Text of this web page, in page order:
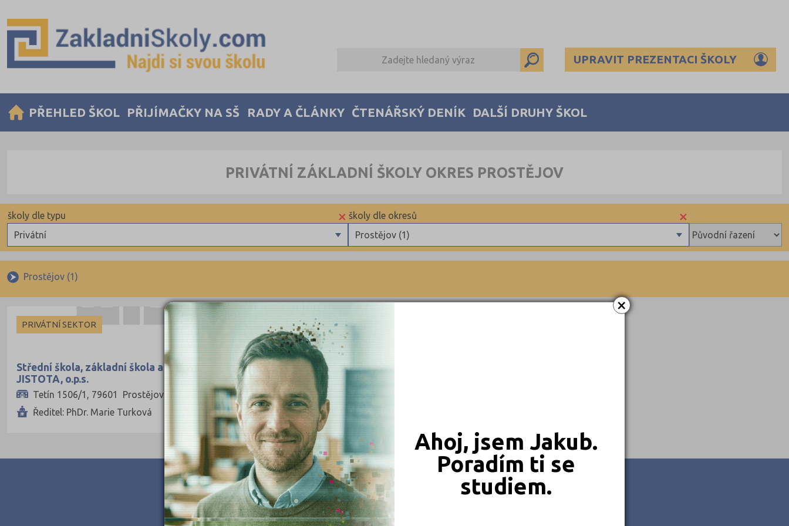
×
Ahoj, jsem Jakub.
Poradím ti se
studiem.
UPRAVIT PREZENTACI ŠKOLY
PŘEHLED ŠKOL PŘIJÍMAČKY NA SŠ RADY A ČLÁNKY ČTENÁŘSKÝ DENÍK DALŠÍ DRUHY ŠKOL
PRIVÁTNÍ ZÁKLADNÍ ŠKOLY OKRES PROSTĚJOV
×
Prostějov (1)
školy dle okresů
Brno-město (17)
Brno-venkov (5)
Bruntál (2)
Česká Lípa (1)
České Budějovice (10)
Děčín (4)
Domažlice (1)
Frýdek-Místek (3)
Havlíčkův Brod (1)
Hodonín (1)
Hradec Králové (6)
Cheb (2)
×
Privátní
školy dle typu
Privátní
Církevní
Krajské
Prostějov (1)
PRIVÁTNÍ SEKTOR
Střední škola, základní škola a mateřská škola
JISTOTA, o.p.s.
Tetín 1506/1, 79601 Prostějov
Ředitel: PhDr. Marie Turková